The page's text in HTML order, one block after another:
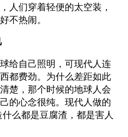
人们穿着轻便的太空装，
不热闹。
给自己照明，可现代人连
都费劲。为什么差距如此
楚，那个时候的地球人会
的心念很纯。现代人做的
么都是豆腐渣，都是害人